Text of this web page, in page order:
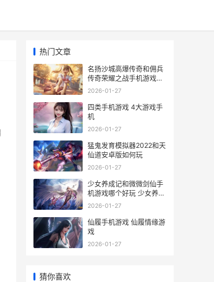
热门文章
名扬沙城高爆传奇和佣兵
传奇荣耀之战手机游戏哪
个好 名扬沙城有多少版本
2026-01-27
四类手机游戏 4大游戏手
机
2026-01-27
猛鬼发育模拟器2022和天
仙道安卓版如何玩
2026-01-27
少女养成记和微微剑仙手
机游戏哪个好玩 少女养成
记无限金币版
2026-01-27
仙履手机游戏 仙履情缘游
戏
2026-01-27
猜你喜欢